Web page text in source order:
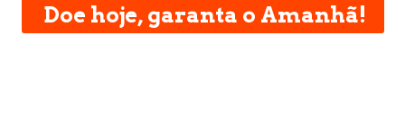
Doe hoje, garanta o Amanhã!